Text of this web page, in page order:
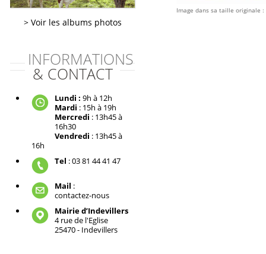
Voir les albums photos
INFORMATIONS
& CONTACT
Lundi : 9h à 12h
Mardi : 15h à 19h
Mercredi : 13h45 à
16h30
Vendredi : 13h45 à
16h
Tel : 03 81 44 41 47
Mail :
contactez-nous
Mairie d’Indevillers
4 rue de l'Eglise
25470 - Indevillers
Image dans sa taille originale :